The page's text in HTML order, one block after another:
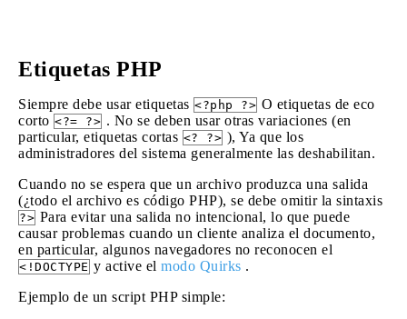
Etiquetas PHP
Siempre debe usar etiquetas <?php ?> O etiquetas de eco
corto <?= ?> . No se deben usar otras variaciones (en
particular, etiquetas cortas <? ?> ), Ya que los
administradores del sistema generalmente las deshabilitan.
Cuando no se espera que un archivo produzca una salida
(¿todo el archivo es código PHP), se debe omitir la sintaxis
?> Para evitar una salida no intencional, lo que puede
causar problemas cuando un cliente analiza el documento,
en particular, algunos navegadores no reconocen el
<!DOCTYPE y active el modo Quirks .
Ejemplo de un script PHP simple: